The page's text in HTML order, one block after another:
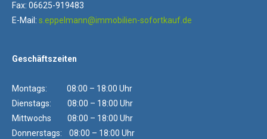
Fax: 06625-919483
E-Mail: s.eppelmann@immobilien-sofortkauf.de
Geschäftszeiten
Montags: 08:00 – 18:00 Uhr
Dienstags: 08:00 – 18:00 Uhr
Mittwochs 08:00 – 18:00 Uhr
Donnerstags: 08:00 – 18:00 Uhr